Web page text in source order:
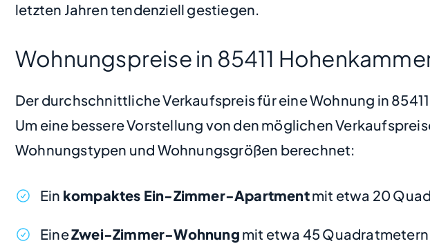
letzten Jahren tendenziell gestiegen.
Wohnungspreise in 85411
Der durchschnittliche Verkaufspreis für eine Wohnung in
Um eine bessere Vorstellung von den möglichen
Wohnungstypen und Wohnungsgrößen berechnet:
Ein kompaktes Ein-Zimmer-Apartmentmit etwa 20
EineZwei-Zimmer-Wohnung mit etwa 45